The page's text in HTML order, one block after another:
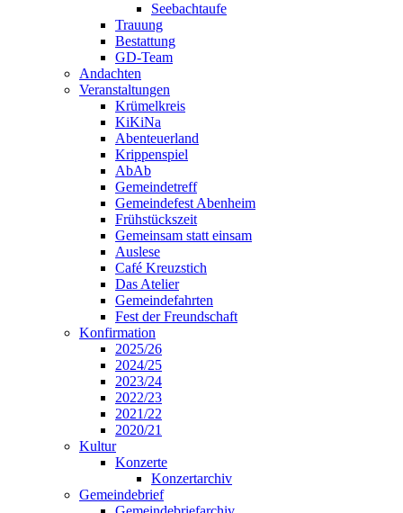
Seebachtaufe
Trauung
Bestattung
GD-Team
Andachten
Veranstaltungen
Krümelkreis
KiKiNa
Abenteuerland
Krippenspiel
AbAb
Gemeindetreff
Gemeindefest Abenheim
Frühstückszeit
Gemeinsam statt einsam
Auslese
Café Kreuzstich
Das Atelier
Gemeindefahrten
Fest der Freundschaft
Konfirmation
2025/26
2024/25
2023/24
2022/23
2021/22
2020/21
Kultur
Konzerte
Konzertarchiv
Gemeindebrief